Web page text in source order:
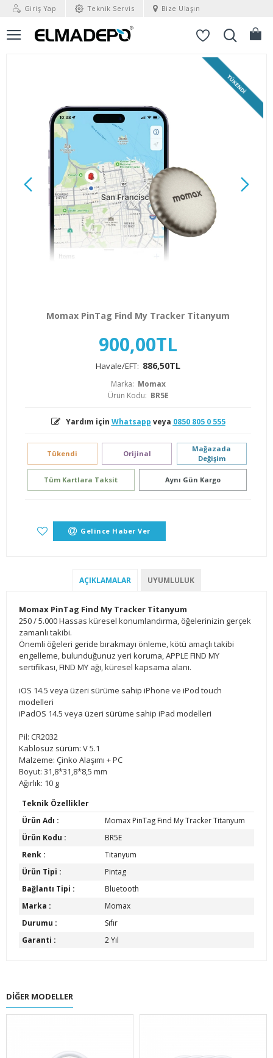
Giriş Yap Teknik Servis Bize Ulaşın
TÜKENDI
Momax PinTag Find My Tracker Titanyum
900,00TL
Havale/EFT: 886,50TL
Marka: Momax
Ürün Kodu: BR5E
Yardım için Whatsapp veya 0850 805 0 555
Tükendi Orijinal
Mağazada
Değişim
Tüm Kartlara Taksit Aynı Gün Kargo
Gelince Haber Ver
AÇIKLAMALAR UYUMLULUK
Momax PinTag Find My Tracker Titanyum
250 / 5.000 Hassas küresel konumlandırma, öğelerinizin gerçek
zamanlı takibi.
Önemli öğeleri geride bırakmayı önleme, kötü amaçlı takibi
engelleme, bulunduğunuz yeri koruma, APPLE FIND MY
sertifikası, FIND MY ağı, küresel kapsama alanı.
iOS 14.5 veya üzeri sürüme sahip iPhone ve iPod touch
modelleri
iPadOS 14.5 veya üzeri sürüme sahip iPad modelleri
Pil: CR2032
Kablosuz sürüm: V 5.1
Malzeme: Çinko Alaşımı + PC
Boyut: 31,8*31,8*8,5 mm
Ağırlık: 10 g
Teknik Özellikler
Ürün Adı :
Momax PinTag Find My Tracker Titanyum
Ürün Kodu :
BR5E
Renk :
Titanyum
Ürün Tipi :
Pintag
Bağlantı Tipi :
Bluetooth
Marka :
Momax
Durumu :
Sıfır
Garanti :
2 Yıl
DIĞER MODELLER